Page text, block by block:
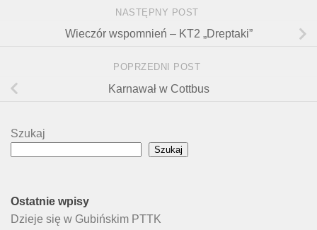
NASTĘPNY POST
Wieczór wspomnień – KT2 „Dreptaki”
POPRZEDNI POST
Karnawał w Cottbus
Szukaj
Szukaj
Ostatnie wpisy
Dzieje się w Gubińskim PTTK